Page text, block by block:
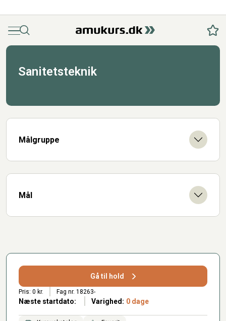
MenuSøg
Sanitetsteknik
Målgruppe
Mål
Gå til hold
Pris: 0 kr. Fag nr. 18263-
Næste startdato: Varighed: 0 dage